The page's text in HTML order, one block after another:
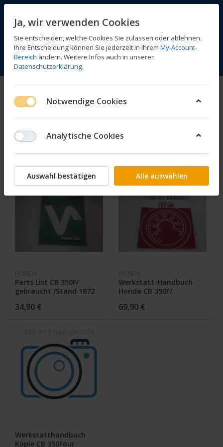
Menü Anmelden Vergleichen Wunschliste
Literatur
Filtern Sortieren
HONDA
Parts List CB 350F/
gebraucht /Stand 1972
34,90 €
HONDA
Werkstatt-Handbuch
Honda CB 350F/
69,90 €
Werkstatthandbuch
Kopie CB 350Four
Ja, wir verwenden Cookies
Sie entscheiden, welche Cookies Sie zulassen oder ablehnen.
Ihre Entscheidung können Sie jederzeit in Ihrem My-Account-
Bereich ändern. Weitere Infos auch in unserer
Datenschutzerklärung.
Notwendige Cookies
Analytische Cookies
Auswahl bestätigen Alle auswählen